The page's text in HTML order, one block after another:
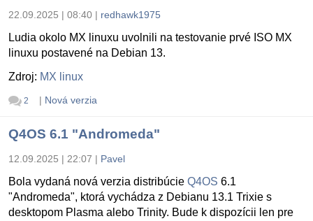
22.09.2025 | 08:40 | redhawk1975
Ludia okolo MX linuxu uvolnili na testovanie prvé ISO MX
linuxu postavené na Debian 13.
Zdroj: MX linux
2 | Nová verzia
Q4OS 6.1 "Andromeda"
12.09.2025 | 22:07 | Pavel
Bola vydaná nová verzia distribúcie Q4OS 6.1
"Andromeda", ktorá vychádza z Debianu 13.1 Trixie s
desktopom Plasma alebo Trinity. Bude k dispozícii len pre